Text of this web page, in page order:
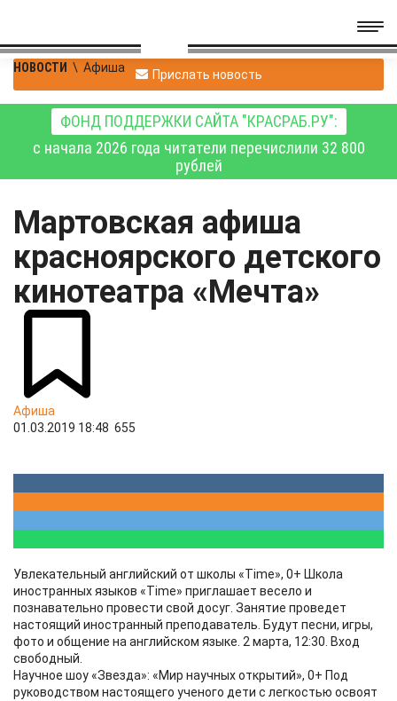
НОВОСТИ \ Афиша Прислать новость
ФОНД ПОДДЕРЖКИ САЙТА "КРАСРАБ.РУ":
с начала 2026 года читатели перечислили 32 800
рублей
Мартовская афиша
красноярского детского
кинотеатра «Мечта»
Афиша
01.03.2019 18:48 655
Увлекательный английский от школы «Time», 0+ Школа
иностранных языков «Time» приглашает весело и
познавательно провести свой досуг. Занятие проведет
настоящий иностранный преподаватель. Будут песни, игры,
фото и общение на английском языке. 2 марта, 12:30. Вход
свободный.
Научное шоу «Звезда»: «Мир научных открытий», 0+ Под
руководством настоящего ученого дети с легкостью освоят